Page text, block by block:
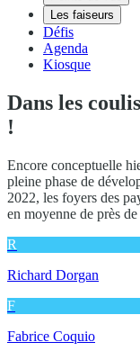
Les faiseurs
Défis
Agenda
Kiosque
Dans les
!
Encore conceptuelle
pleine phase de
2022, les foyers des
en moyenne de près
R
Richard Dorgan
F
Fabrice Coquio